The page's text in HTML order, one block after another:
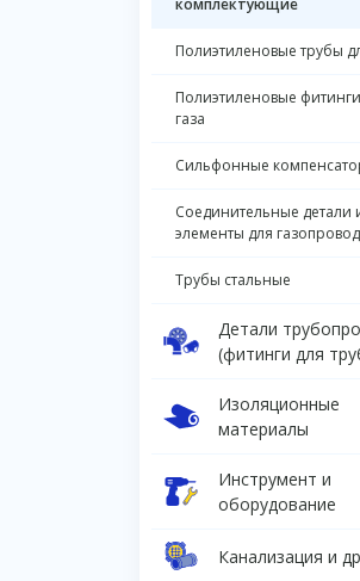
комплектующие
Полиэтиленовые трубы
Полиэтиленовые
газа
Сильфонные
Соединительные детали
элементы для
Трубы стальные
Детали
(фитинги для
Изоляционные
материалы
Инструмент и
оборудование
Канализация и